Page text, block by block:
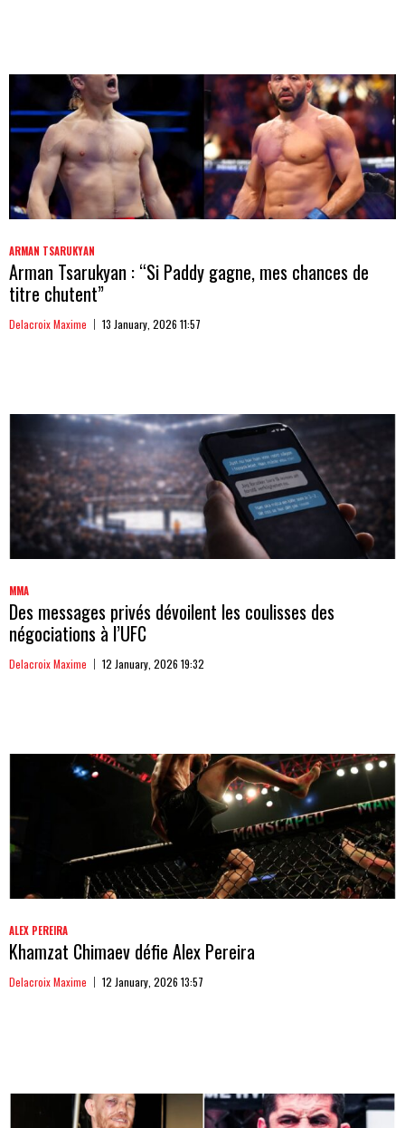
ARMAN TSARUKYAN
Arman Tsarukyan : “Si Paddy gagne, mes chances de
titre chutent”
Delacroix Maxime 13 January, 2026 11:57
MMA
Des messages privés dévoilent les coulisses des
négociations à l’UFC
Delacroix Maxime 12 January, 2026 19:32
ALEX PEREIRA
Khamzat Chimaev défie Alex Pereira
Delacroix Maxime 12 January, 2026 13:57